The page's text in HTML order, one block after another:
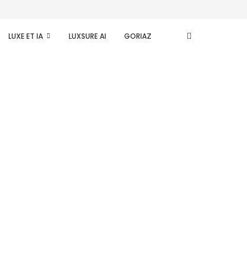
LUXE ET IA LUXSURE AI GORIAZ